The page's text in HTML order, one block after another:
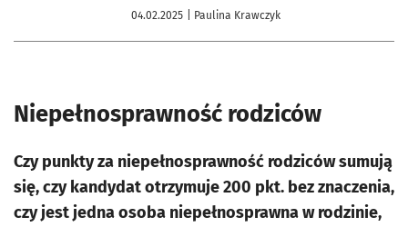
04.02.2025 | Paulina Krawczyk
Niepełnosprawność rodziców
Czy punkty za niepełnosprawność rodziców sumują
się, czy kandydat otrzymuje 200 pkt. bez znaczenia,
czy jest jedna osoba niepełnosprawna w rodzinie,